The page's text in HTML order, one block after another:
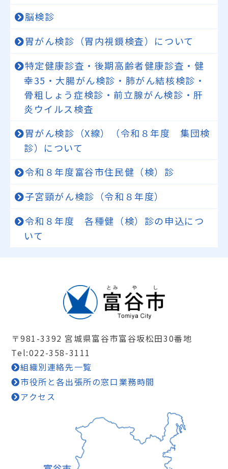
脳検診
胃がん検診（胃内視鏡検査）について
特定健康診査・後期高齢者健康診査・健
幸35・大腸がん検診・肺がん結核検診・
骨粗しょう症検診・前立腺がん検診・肝
炎ウイルス検査
胃がん検診（X線）（令和８年度 集団検
診）について
令和８年度富谷市住民健（検）診
子宮頸がん検診（令和８年度）
令和８年度 各種健（検）診の申込につ
いて
〒981-3392 宮城県富谷市富谷坂松田30番地
Tel:022-358-3111
組織別連絡先一覧
市役所と各出張所の窓口業務時間
アクセス